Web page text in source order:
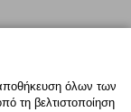
όλων των
τη βελτιστοποίηση